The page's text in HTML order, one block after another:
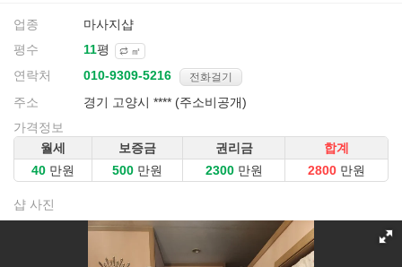
업종
마사지샵
평수
평 ㎡
연락처 전화걸기
주소
경기 고양시 **** (주소비공개)
가격정보
월세
보증금 권리금
합계
만원
만원 만원 만원
샵 사진